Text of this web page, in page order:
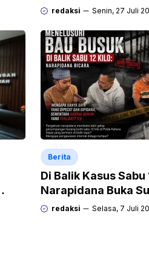
menuntaskan
redaksi Senin, 27 Juli
Berita
Di Balik Kasus
Narapidana Buka
“Mengapa Hanya
redaksi Selasa, 7 Juli